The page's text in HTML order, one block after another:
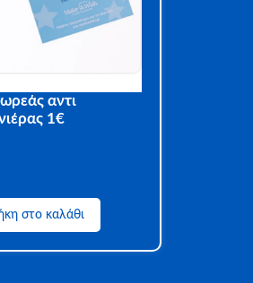
αντι
1€
στο καλάθι